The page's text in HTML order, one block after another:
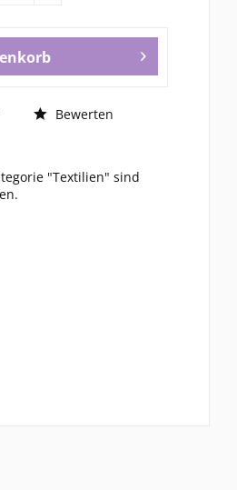
Bewerten
"Textilien" sind